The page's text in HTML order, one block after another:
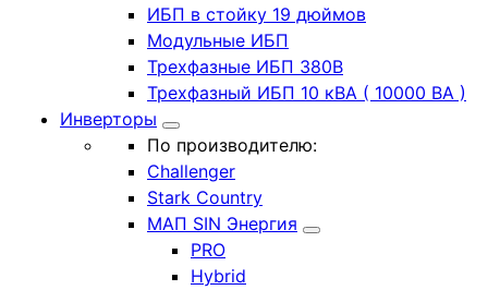
ИБП в стойку 19 дюймов
Модульные ИБП
Трехфазные ИБП 380В
Трехфазный ИБП 10 кВА ( 10000 ВА )
Инверторы
По производителю:
Challenger
Stark Country
МАП SIN Энергия
PRO
Hybrid